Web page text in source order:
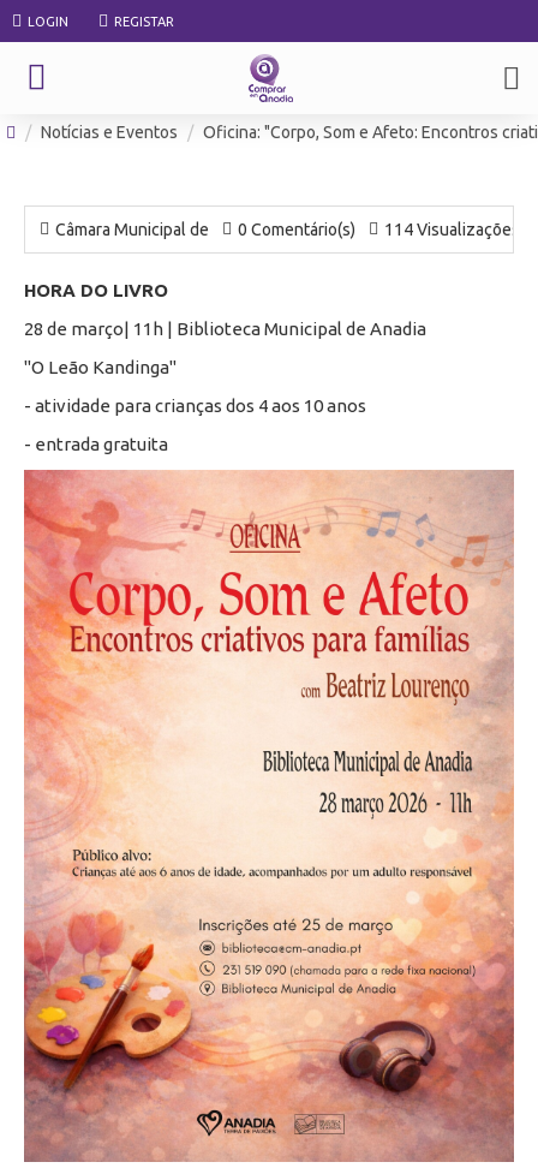
LOGIN REGISTAR
Notícias e Eventos Oficina: "Corpo, Som e Afeto: Encontros
Câmara Municipal de 0 Comentário(s) 114 Visualizações
HORA DO LIVRO
28 de março| 11h | Biblioteca Municipal de Anadia
"O Leão Kandinga"
- atividade para crianças dos 4 aos 10 anos
- entrada gratuita